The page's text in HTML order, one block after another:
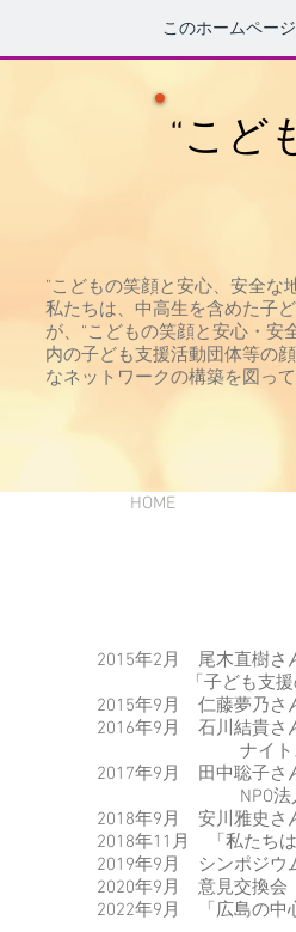
このホームペー
“こど
”こどもの笑顔と安心、安全な
私たちは、中高生を含めた子
が、“こどもの笑顔と安心・安
内の子ども支援活動団体等の
なネットワークの構築を図って
HOME
2015年2月 尾木直樹さ
「子ども支援の地
2015年9月 仁藤夢乃さ
2016年9月 石川結貴さ
ナイトスタディ
2017年9月 田中聡子さ
NPO法人ひゅー
​2018年9月 安川雅史さ
2018年11月 「私たち
2019年9月 シンポジ
2020年9月​ 意見交換会
2022年9月 「広島の中